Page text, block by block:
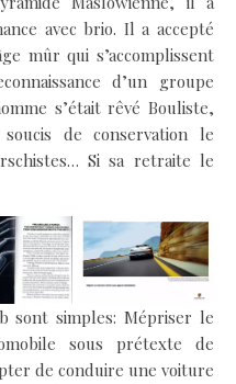
avec brio. Il a accepté
mûr qui s’accomplissent
d’un groupe
s’était rêvé Bouliste,
de conservation le
Si sa retraite le
sont simples: Mépriser le
sous prétexte de
de conduire une voiture